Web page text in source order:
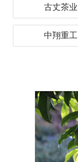
古丈茶业
中翔重工